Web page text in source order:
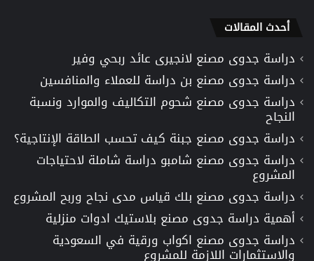
أحدث المقالات
دراسة جدوى مصنع لانجيرى عائد ربحي وفير
دراسة جدوى مصنع بن دراسة للعملاء والمنافسين
دراسة جدوى مصنع شحوم التكاليف والموارد ونسبة
النجاح
دراسة جدوى مصنع جبنة كيف تحسب الطاقة الإنتاجية؟
دراسة جدوى مصنع شامبو دراسة شاملة لاحتياجات
المشروع
دراسة جدوى مصنع بلك قياس مدى نجاح وربح المشروع
أهمية دراسة جدوى مصنع بلاستيك ادوات منزلية
دراسة جدوى مصنع اكواب ورقية في السعودية
والاستثمارات اللازمة للمشروع